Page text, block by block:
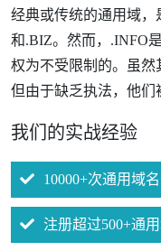
经典或传统的通用域，
和.BIZ。 然而， .INFO
权为不受限制的。 虽然
但由于缺乏执法， 他们
我们的实战经验
10000+次通用域
注册超过500+通